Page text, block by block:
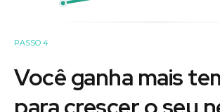
PASSO 4
Você ganha mais